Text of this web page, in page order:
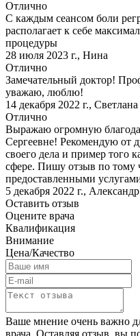
Отлично
С каждым сеансом боли
располагает к себе
процедуры
28 июля 2023 г., Нина
Отлично
Замечательный доктор!
уважаю, люблю!
14 декабря 2022 г., Светлана
Отлично
Выражаю огромную
Сергеевне! Рекомендую от
своего дела и пример того
сфере. Пишу отзыв по тому
предоставленными
5 декабря 2022 г., Александр
Оставить отзыв
Оцените врача
Квалификация
Внимание
Цена/Качество
Ваше мнение очень важно
врача. Оставляя отзыв, вы